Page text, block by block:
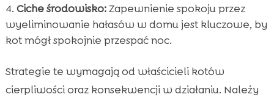
Ciche środowisko:Zapewnienie spokoju przez
wyeliminowanie hałasów w domu jest kluczowe, by
kot mógł spokojnie przespać noc.
Strategie te wymagają od właścicieli kotów
cierpliwości oraz konsekwencji w działaniu. Należy